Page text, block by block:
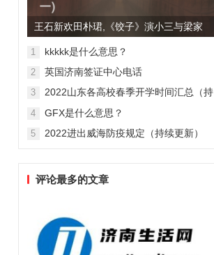
王石新欢田朴珺,《饺子》演小三与梁家
辉大尺度激情床戏肉搏照(...
1 kkkkk是什么意思？
2 英国济南签证中心电话
3
2022山东各高校春季开学时间汇总（持
4 GFX是什么意思？
5 2022进出威海防疫规定（持续更新）
评论最多的文章